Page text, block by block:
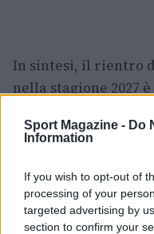
Sport Magazine - Do
Information
If you wish to opt-out of
processing of your
targeted advertising by
section to confirm your
In sintesi, il rientro
nella stagione 2027
sul calendario: è la
della Formula 1,
internazionali e
pianificare il
pagine di